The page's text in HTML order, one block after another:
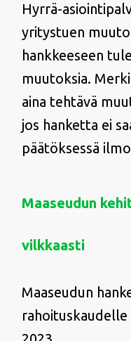
Hyrrä-
yritystuen
hankkeeseen
muutoksia.
aina tehtävä
jos hanketta ei
päätöksessä
Maaseudun
vilkkaasti
Maaseudun
rahoituskaudelle